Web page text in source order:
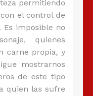
permitiendo
el control de
Es imposible no
quienes
carne propia, y
mostrarnos
de este tipo
quien las sufre